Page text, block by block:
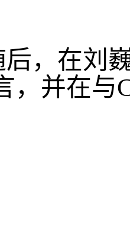
后，在刘
，并在与